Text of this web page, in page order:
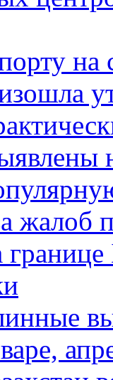
на
жалоб
границе